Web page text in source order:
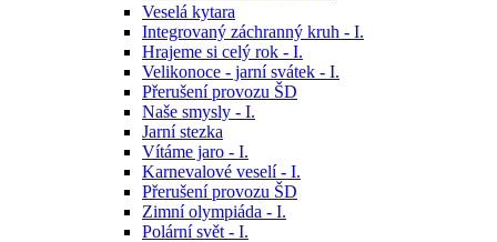
Veselá kytara
Integrovaný záchranný kruh - I.
Hrajeme si celý rok - I.
Velikonoce - jarní svátek - I.
Přerušení provozu ŠD
Naše smysly - I.
Jarní stezka
Vítáme jaro - I.
Karnevalové veselí - I.
Přerušení provozu ŠD
Zimní olympiáda - I.
Polární svět - I.